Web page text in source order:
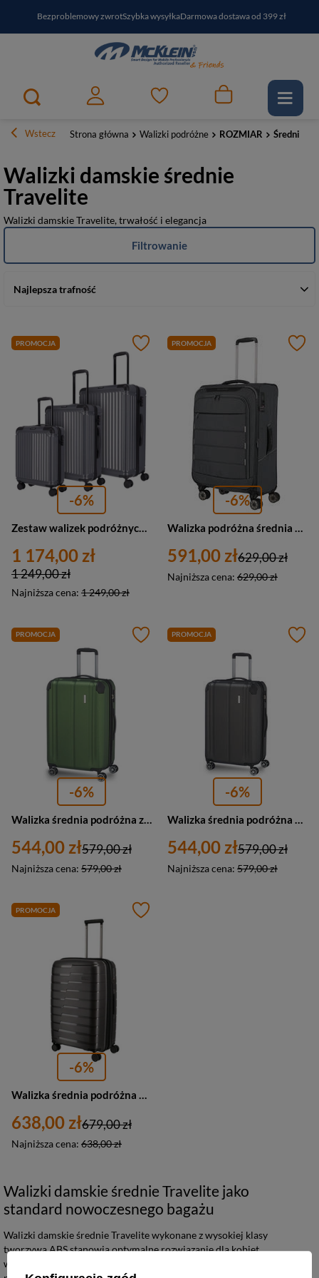
Bezproblemowy zwrotSzybka wysyłkaDarmowa dostawa od 399 zł
PayPo - kup i zapłać za30 dniZapisz się do newslettera i odbierz RABAT
Wstecz Strona główna Walizki podróżne ROZMIAR Średnie
Walizki damskie średnie
Travelite
Walizki damskie Travelite, trwałość i elegancja
Najlepsza trafność
Filtrowanie
PROMOCJA
-6%
Zestaw walizek podróżnych, mała, średnia, duża, ABS, 4 kółka, antracytowe Travelite 72640-20
1 174,00 zł
Najniższa cena: 1 249,00 zł
1 249,00 zł
PROMOCJA
-6%
Walizka podróżna średnia antracytowa 4 kółka - Travelite Skaii 92648-04
591,00 zł
Najniższa cena: 629,00 zł
629,00 zł
PROMOCJA
-6%
544,00 zł
Najniższa cena: 579,00 zł
579,00 zł
PROMOCJA
-6%
544,00 zł
Najniższa cena: 579,00 zł
579,00 zł
PROMOCJA
-6%
Walizka średnia podróżna antracytowa 4 kółka - Travelite Air Base 75348-04
638,00 zł
Najniższa cena: 638,00 zł
679,00 zł
Walizki damskie średnie Travelite jako
standard nowoczesnego bagażu
Walizki damskie średnie Travelite wykonane z wysokiej klasy
tworzywa ABS stanowią optymalne rozwiązanie dla kobiet
wymagających od bagażu odporności na uszkodzenia mechaniczne